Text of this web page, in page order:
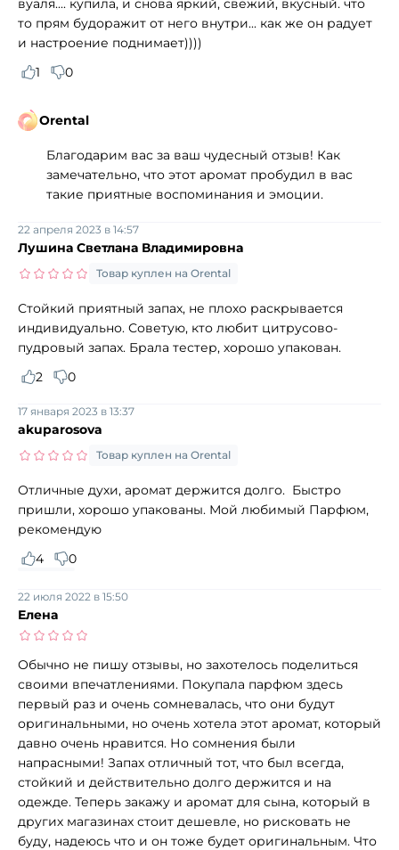
вуаля.... купила, и снова яркий, свежий, вкусный. что
то прям будоражит от него внутри... как же он радует
и настроение поднимает))))
1
0
Orental
Благодарим вас за ваш чудесный отзыв! Как
замечательно, что этот аромат пробудил в вас
такие приятные воспоминания и эмоции.
Лушина Светлана Владимировна
22 апреля 2023 в 14:57
Товар куплен на Orental
Стойкий приятный запах, не плохо раскрывается
индивидуально. Советую, кто любит цитрусово-
пудровый запах. Брала тестер, хорошо упакован.
2
0
akuparosova
17 января 2023 в 13:37
Товар куплен на Orental
Отличные духи, аромат держится долго. Быстро
пришли, хорошо упакованы. Мой любимый Парфюм,
рекомендую
4
0
Елена
22 июля 2022 в 15:50
Обычно не пишу отзывы, но захотелось поделиться
своими впечатлениями. Покупала парфюм здесь
первый раз и очень сомневалась, что они будут
оригинальными, но очень хотела этот аромат, который
давно очень нравится. Но сомнения были
напрасными! Запах отличный тот, что был всегда,
стойкий и действительно долго держится и на
одежде. Теперь закажу и аромат для сына, который в
других магазинах стоит дешевле, но рисковать не
буду, надеюсь что и он тоже будет оригинальным. Что